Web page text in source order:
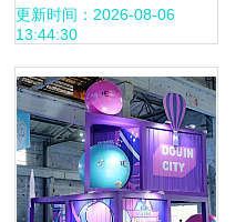
造型策划创新与实
践
更新时间：2026-08-06
13:44:30